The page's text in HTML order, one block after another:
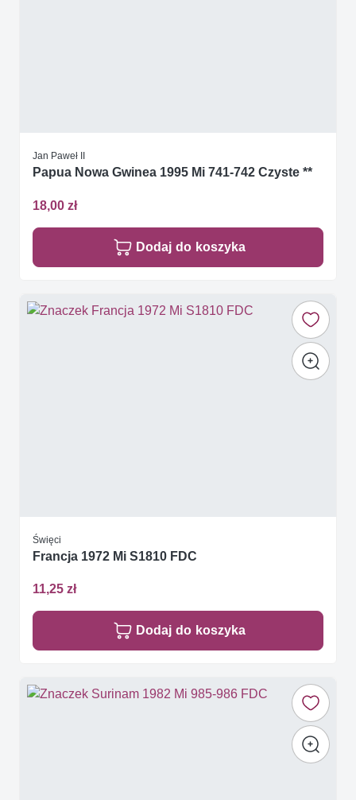
Jan Paweł II
Papua Nowa Gwinea 1995 Mi 741-742 Czyste **
18,00 zł
Dodaj do koszyka
Święci
Francja 1972 Mi S1810 FDC
11,25 zł
Dodaj do koszyka